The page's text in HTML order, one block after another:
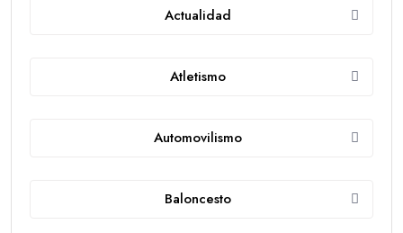
Actualidad
Atletismo
Automovilismo
Baloncesto